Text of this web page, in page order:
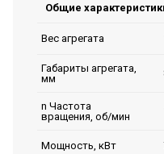
Общие
Вес агрегата
Габариты агрегата,
мм
n Частота
вращения, об/мин
Мощность, кВт